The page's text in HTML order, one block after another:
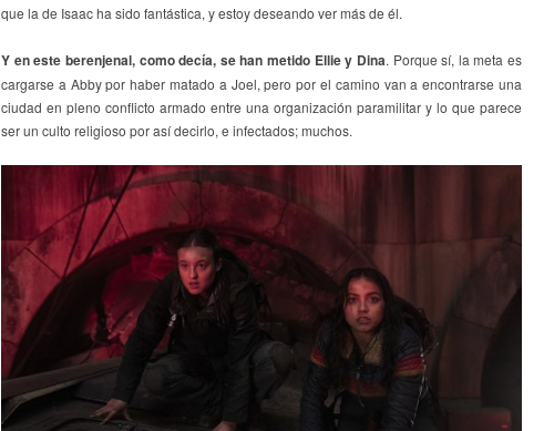
que la de Isaac ha sido fantástica, y estoy deseando ver más de él.
Y en este berenjenal, como decía, se han metido Ellie y Dina. Porque sí, la meta es
cargarse a Abby por haber matado a Joel, pero por el camino van a encontrarse una
ciudad en pleno conflicto armado entre una organización paramilitar y lo que parece
ser un culto religioso por así decirlo, e infectados; muchos.